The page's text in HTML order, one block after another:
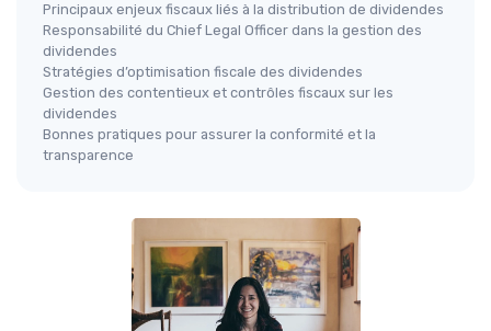
Principaux enjeux fiscaux liés à la distribution de dividendes
Responsabilité du Chief Legal Officer dans la gestion des
dividendes
Stratégies d’optimisation fiscale des dividendes
Gestion des contentieux et contrôles fiscaux sur les
dividendes
Bonnes pratiques pour assurer la conformité et la
transparence